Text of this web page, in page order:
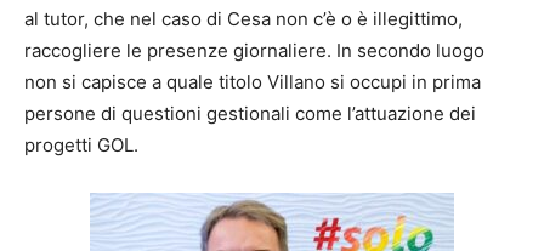
al tutor, che nel caso di Cesa non c’è o è illegittimo,
raccogliere le presenze giornaliere. In secondo luogo
non si capisce a quale titolo Villano si occupi in prima
persone di questioni gestionali come l’attuazione dei
progetti GOL.